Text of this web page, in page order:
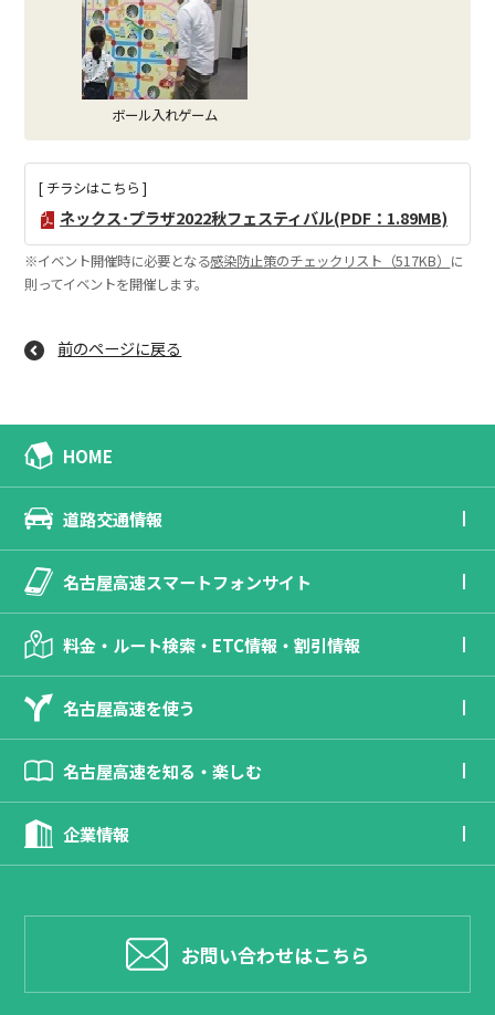
ボール入れゲーム
[ チラシはこちら ]
ネックス･プラザ2022秋フェスティバル(PDF：1.89MB)
※イベント開催時に必要となる感染防止策のチェックリスト（517KB） に
則ってイベントを開催します。
前のページに戻る
HOME
道路交通情報
名古屋高速スマートフォンサイト
料金・ルート検索・ETC情報・割引情報
名古屋高速を使う
名古屋高速を知る・楽しむ
企業情報
お問い合わせはこちら